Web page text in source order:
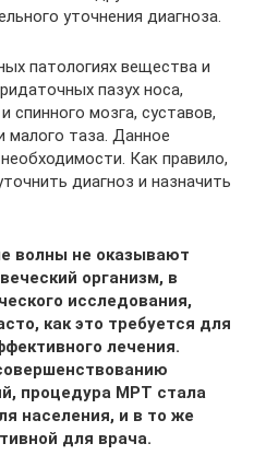
уточнения диагноза.
патологиях вещества и
пазух носа,
спинного мозга, суставов,
малого таза. Данное
Как правило,
диагноз и назначить
волны не оказывают
организм, в
исследования,
как это требуется для
лечения.
процедура МРТ стала
населения, и в то же
для врача.